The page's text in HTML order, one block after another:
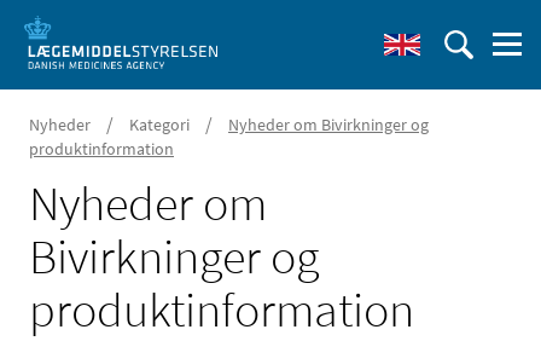
Nyheder / Kategori /
Nyheder om Bivirkninger og
produktinformation
Nyheder om
Bivirkninger og
produktinformation